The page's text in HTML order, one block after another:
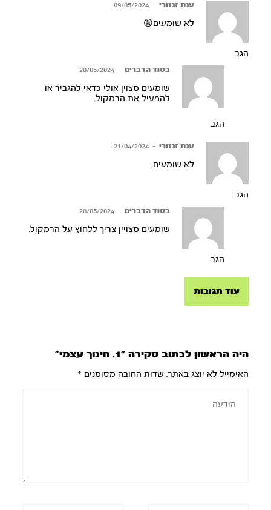
ענת זנזורי –
09/05/2024
לא שומעים😩
הגב
בסוד הדברים –
28/05/2024
שומעים מצוין אולי כדאי להגביר או
להפעיל את הרמקול.
הגב
ענת זנזורי –
21/04/2024
לא שומעים
הגב
בסוד הדברים –
28/05/2024
שומעים מצויין צריך ללחוץ על הרמקול.
הגב
עוד תגובות
היה הראשון לכתוב סקירה “1. חינוך עצמי”
האימייל לא יוצג באתר. שדות החובה מסומנים*